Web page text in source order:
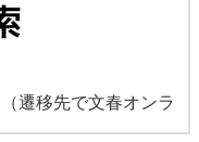
（遷移先で文春オンラ